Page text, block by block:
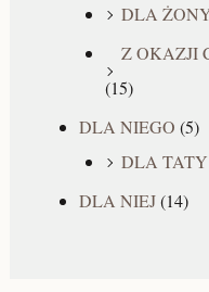
DLA
Z OKAZJI
(15)
DLA NIEGO (5)
DLA TATY
DLA NIEJ (14)